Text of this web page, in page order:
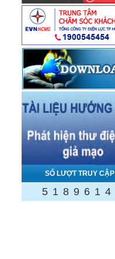
SỐ LƯỢT TRUY CẬP
5 1 8 9 6 1 4